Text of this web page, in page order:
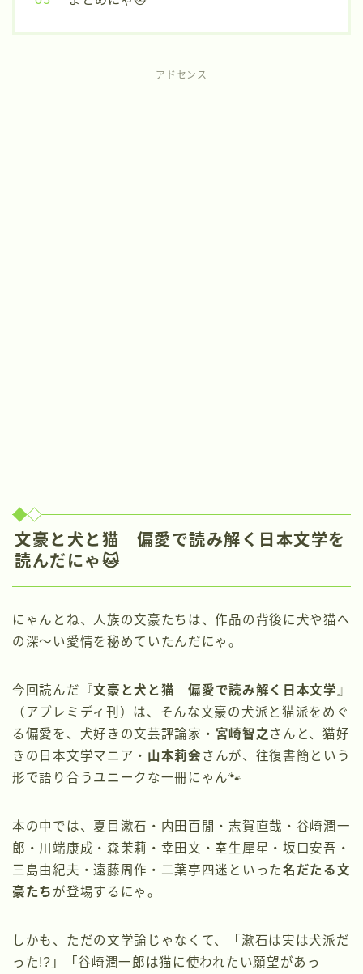
アドセンス
文豪と犬と猫 偏愛で読み解く日本文学を
読んだにゃ🐱
にゃんとね、人族の文豪たちは、作品の背後に犬や猫へ
の深〜い愛情を秘めていたんだにゃ。
今回読んだ『文豪と犬と猫 偏愛で読み解く日本文学 』
（アプレミディ刊）は、そんな文豪の犬派と猫派をめぐ
る偏愛を、犬好きの文芸評論家・ 宮崎智之 さんと、猫好
きの日本文学マニア・ 山本莉会 さんが、往復書簡という
形で語り合うユニークな一冊にゃん🐾
本の中では、夏目漱石・内田百閒・志賀直哉・谷崎潤一
郎・川端康成・森茉莉・幸田文・室生犀星・坂口安吾・
三島由紀夫・遠藤周作・二葉亭四迷といった名だたる文
豪たち が登場するにゃ。
しかも、ただの文学論じゃなくて、「漱石は実は犬派だ
った!?」「谷崎潤一郎は猫に使われたい願望があっ